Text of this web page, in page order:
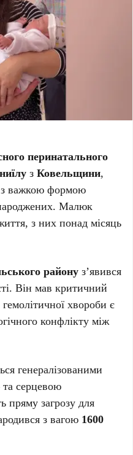
перинатального
зКовельщини,
з важкою формою
Малюк
з них понад місяць
району з’явився
Він мав критичний
хвороби є
конфлікту між
генералізованими
серцевою
пряму загрозу для
з вагою 1600